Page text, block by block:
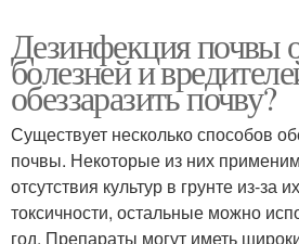
Дезинфекция почвы
болезней и
обеззаразить почву?
Существует несколько способов
почвы. Некоторые из них
отсутствия культур в грунте из-за
токсичности, остальные можно
год. Препараты могут иметь